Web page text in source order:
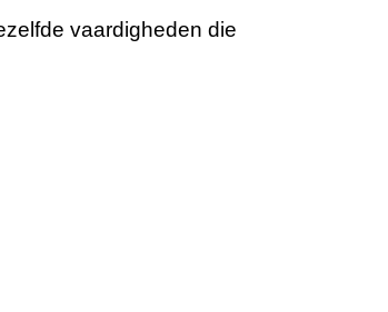
vaardigheden die